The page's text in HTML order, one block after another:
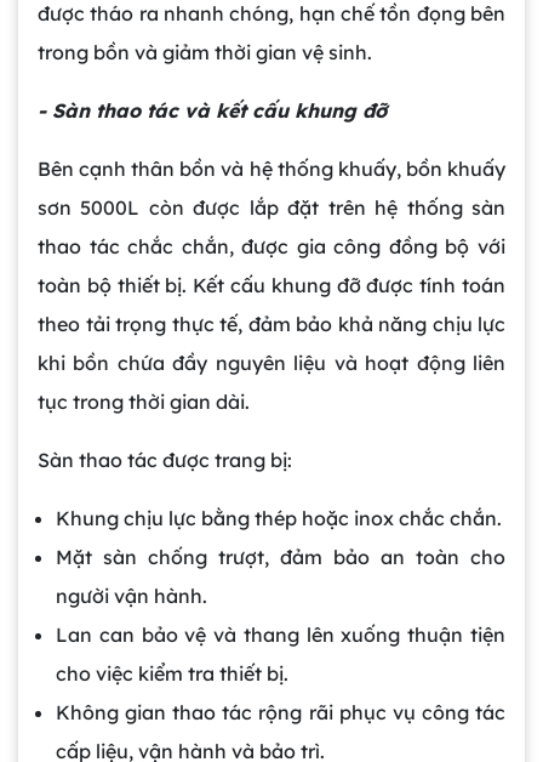
được tháo ra nhanh chóng, hạn chế tồn đọng bên
trong bồn và giảm thời gian vệ sinh.
- Sàn thao tác và kết cấu khung đỡ
Bên cạnh thân bồn và hệ thống khuấy, bồn khuấy
sơn 5000L còn được lắp đặt trên hệ thống sàn
thao tác chắc chắn, được gia công đồng bộ với
toàn bộ thiết bị. Kết cấu khung đỡ được tính toán
theo tải trọng thực tế, đảm bảo khả năng chịu lực
khi bồn chứa đầy nguyên liệu và hoạt động liên
tục trong thời gian dài.
Sàn thao tác được trang bị:
Khung chịu lực bằng thép hoặc inox chắc chắn.
Mặt sàn chống trượt, đảm bảo an toàn cho
người vận hành.
Lan can bảo vệ và thang lên xuống thuận tiện
cho việc kiểm tra thiết bị.
Không gian thao tác rộng rãi phục vụ công tác
cấp liệu, vận hành và bảo trì.